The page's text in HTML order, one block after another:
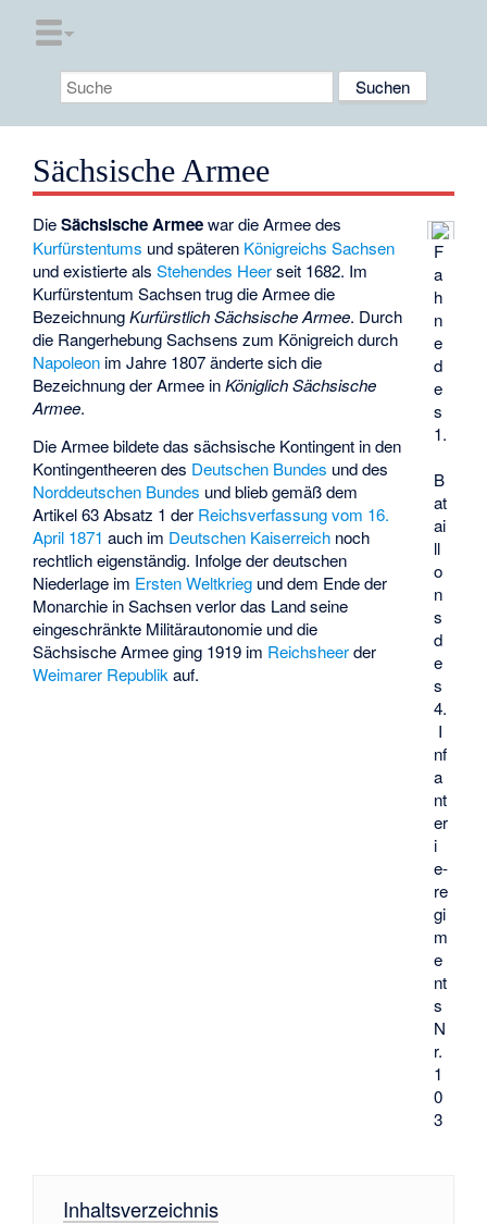
Sächsische Armee
F
a
h
n
e
d
e
s
1.
B
at
ai
ll
o
n
s
d
e
s
4.
I
nf
a
nt
er
i
e­
re
gi
m
e
nt
s
N
r.
1
0
3
DieSächsische Armeewar die Armee des
Kurfürstentums und späteren Königreichs Sachsen
und existierte alsStehendes Heerseit 1682. Im
Kurfürstentum Sachsen trug die Armee die
BezeichnungKurfürstlich Sächsische Armee. Durch
die Rangerhebung Sachsens zum Königreich durch
Napoleon im Jahre 1807 änderte sich die
Bezeichnung der Armee inKöniglich Sächsische
Armee.
Die Armee bildete das sächsische Kontingent in den
Kontingentheeren des Deutschen Bundes und des
Norddeutschen Bundes und blieb gemäß dem
Artikel 63 Absatz 1 der Reichsverfassung vom 16.
April 1871 auch im Deutschen Kaiserreich noch
rechtlich eigenständig. Infolge der deutschen
Niederlage im Ersten Weltkrieg und dem Ende der
Monarchie in Sachsen verlor das Land seine
eingeschränkte Militärautonomie und die
Sächsische Armee ging 1919 im Reichsheerder
Weimarer Republik auf.
Inhaltsverzeichnis